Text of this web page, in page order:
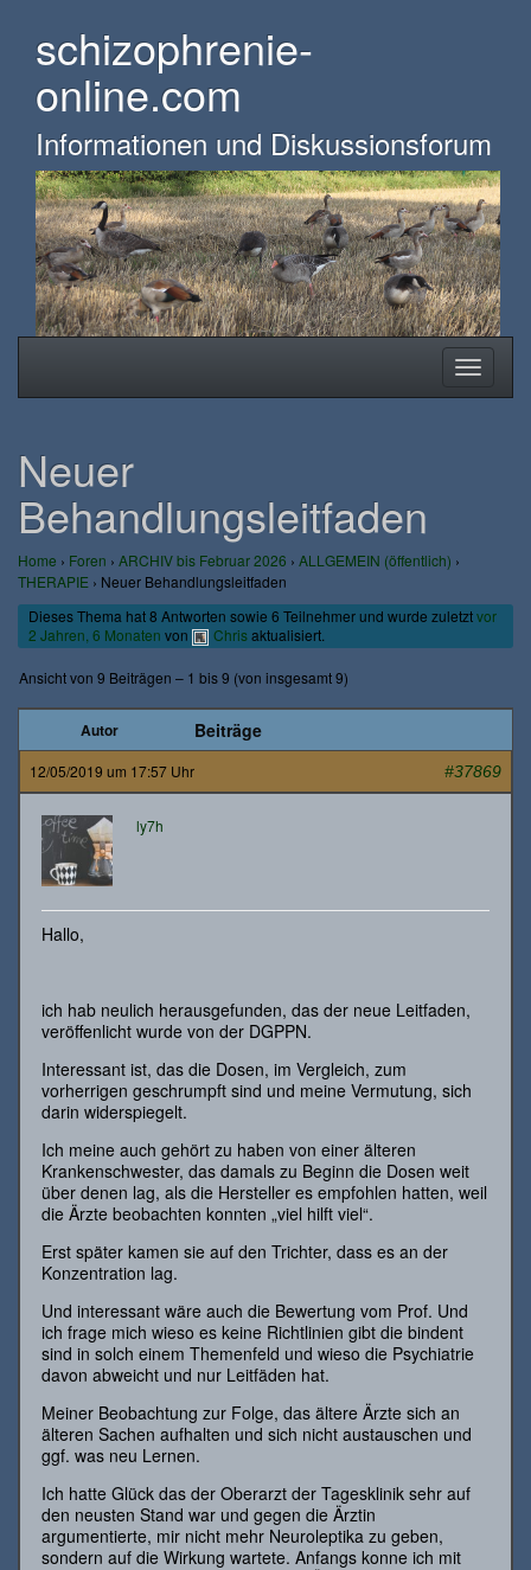
main
content
schizophrenie-
online.com
Informationen und Diskussionsforum
Toggle
Neuer
Behandlungsleitfaden
Home › Foren › ARCHIV bis Februar 2026 › ALLGEMEIN (öffentlich) ›
THERAPIE › Neuer Behandlungsleitfaden
Dieses Thema hat 8 Antworten sowie 6 Teilnehmer und wurde zuletztvor
2 Jahren, 6 Monaten von Chrisaktualisiert.
Ansicht von 9 Beiträgen – 1 bis 9 (von insgesamt 9)
Autor Beiträge
12/05/2019 um 17:57 Uhr #37869
ly7h
Hallo,
ich hab neulich herausgefunden, das der neue Leitfaden,
veröffenlicht wurde von der DGPPN.
Interessant ist, das die Dosen, im Vergleich, zum
vorherrigen geschrumpft sind und meine Vermutung, sich
darin widerspiegelt.
Ich meine auch gehört zu haben von einer älteren
Krankenschwester, das damals zu Beginn die Dosen weit
über denen lag, als die Hersteller es empfohlen hatten, weil
die Ärzte beobachten konnten „viel hilft viel“.
Erst später kamen sie auf den Trichter, dass es an der
Konzentration lag.
Und interessant wäre auch die Bewertung vom Prof. Und
ich frage mich wieso es keine Richtlinien gibt die bindent
sind in solch einem Themenfeld und wieso die Psychiatrie
davon abweicht und nur Leitfäden hat.
Meiner Beobachtung zur Folge, das ältere Ärzte sich an
älteren Sachen aufhalten und sich nicht austauschen und
ggf. was neu Lernen.
Ich hatte Glück das der Oberarzt der Tagesklinik sehr auf
den neusten Stand war und gegen die Ärztin
argumentierte, mir nicht mehr Neuroleptika zu geben,
sondern auf die Wirkung wartete. Anfangs konne ich mit